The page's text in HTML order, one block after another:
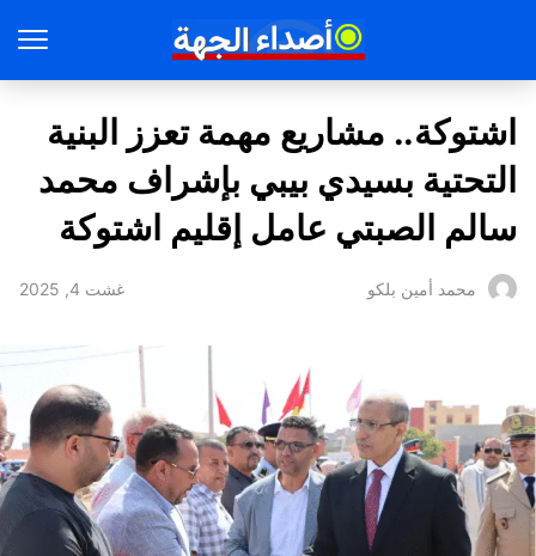
اشتوكة.. مشاريع مهمة تعزز البنية
التحتية بسيدي بيبي بإشراف محمد
سالم الصبتي عامل إقليم اشتوكة
محمد أمين بلكو غشت 4, 2025